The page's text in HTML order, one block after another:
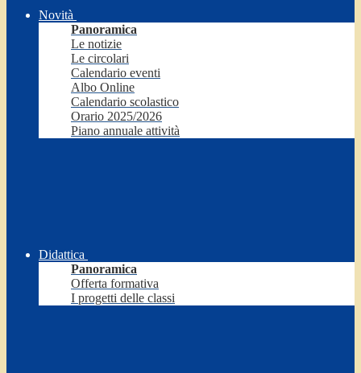
Novità
Panoramica
Le notizie
Le circolari
Calendario eventi
Albo Online
Calendario scolastico
Orario 2025/2026
Piano annuale attività
Didattica
Panoramica
Offerta formativa
I progetti delle classi